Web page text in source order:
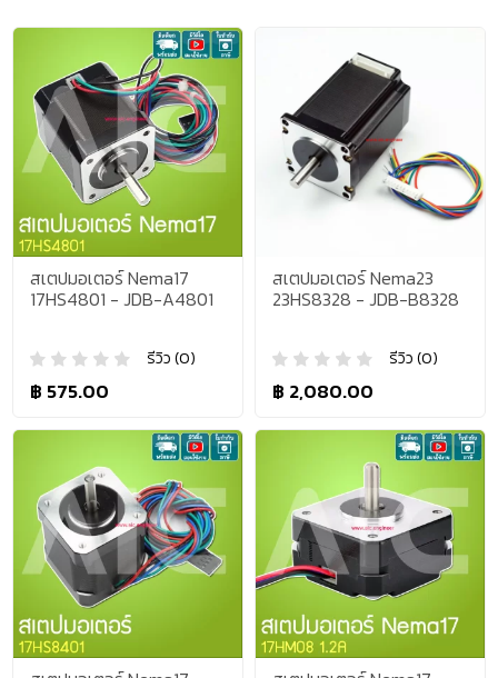
สเตปมอเตอร์ Nema17
17HS4801 - JDB-A4801
รีวิว (0)
฿ 575.00
สเตปมอเตอร์ Nema23
23HS8328 - JDB-B8328
รีวิว (0)
฿ 2,080.00